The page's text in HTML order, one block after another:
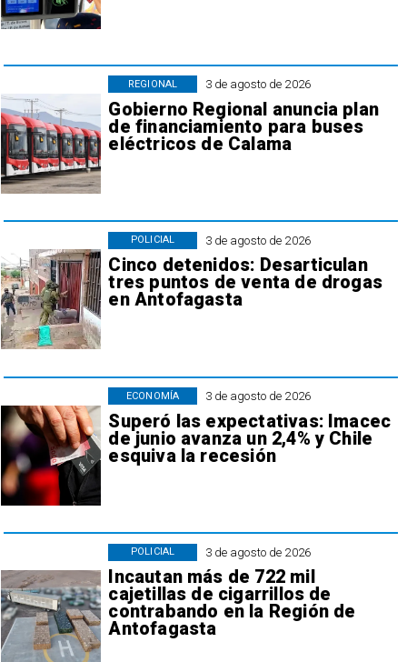
3 de agosto de 2026
Gobierno Regional anuncia plan
de financiamiento para buses
eléctricos de Calama
REGIONAL
3 de agosto de 2026
Cinco detenidos: Desarticulan
tres puntos de venta de drogas
en Antofagasta
POLICIAL
3 de agosto de 2026
Superó las expectativas: Imacec
de junio avanza un 2,4% y Chile
esquiva la recesión
ECONOMÍA
3 de agosto de 2026
Incautan más de 722 mil
cajetillas de cigarrillos de
contrabando en la Región de
Antofagasta
POLICIAL